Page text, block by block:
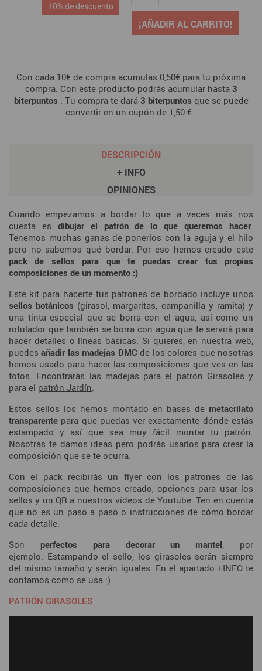
10% de descuento
¡AÑADIR AL CARRITO!
Con cada 10€ de compra acumulas 0,50€ para tu próxima
compra. Con este producto podrás acumular hasta 3
biterpuntos . Tu compra te dará 3 biterpuntos que se puede
convertir en un cupón de 1,50 € .
DESCRIPCIÓN
+ INFO
OPINIONES
Cuando empezamos a bordar lo que a veces más nos
cuesta es dibujar el patrón de lo que queremos hacer.
Tenemos muchas ganas de ponerlos con la aguja y el hilo
pero no sabemos qué bordar. Por eso hemos creado este
pack de sellos para que te puedas crear tus propias
composiciones de un momento :)
Este kit para hacerte tus patrones de bordado incluye unos
sellos botánicos (girasol, margaritas, campanilla y ramita) y
una tinta especial que se borra con el agua, así como un
rotulador que también se borra con agua que te servirá para
hacer detalles o líneas básicas. Si quieres, en nuestra web,
puedesañadir las madejas DMC de los colores que nosotras
hemos usado para hacer las composiciones que ves en las
fotos. Encontrarás las madejas para el patrón Girasoles y
para el patrón Jardín.
Estos sellos los hemos montado en bases de metacrilato
transparente para que puedas ver exactamente dónde estás
estampado y así que sea muy fácil montar tu patrón.
Nosotras te damos ideas pero podrás usarlos para crear la
composición que se te ocurra.
Con el pack recibirás un flyer con los patrones de las
composiciones que hemos creado, opciones para usar los
sellos y un QR a nuestros vídeos de Youtube. Ten en cuenta
que no es un paso a paso o instrucciones de cómo bordar
cada detalle.
Son perfectos para decorar un mantel, por
ejemplo. Estampando el sello, los girasoles serán siempre
del mismo tamaño y serán iguales. En el apartado +INFO te
contamos como se usa :)
PATRÓN GIRASOLES